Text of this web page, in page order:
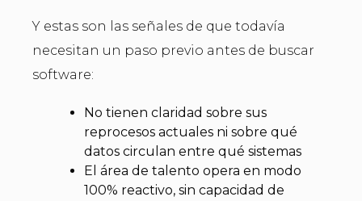
Y estas son las señales de que todavía
necesitan un paso previo antes de buscar
software:
No tienen claridad sobre sus
reprocesos actuales ni sobre qué
datos circulan entre qué sistemas
El área de talento opera en modo
100% reactivo, sin capacidad de